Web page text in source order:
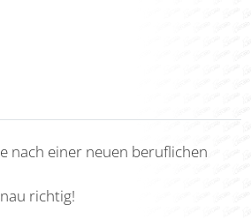
nach einer neuen beruflichen
richtig!